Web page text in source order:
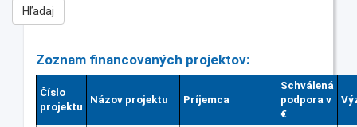
Zoznam financovaných projektov:
Číslo
projektu
Názov projektu Príjemca
Schválená
podpora v
€